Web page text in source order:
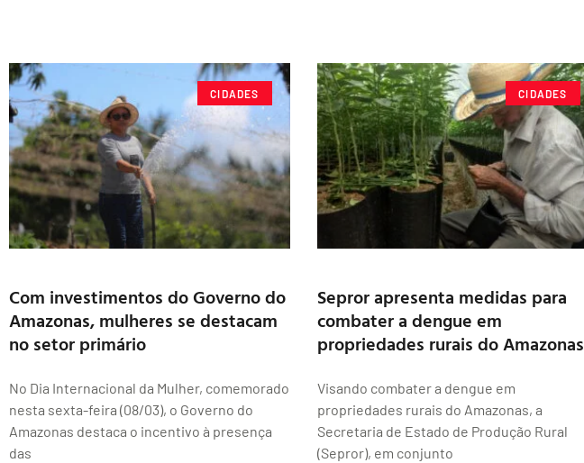
CIDADES
Com investimentos do Governo do
Amazonas, mulheres se destacam
no setor primário
No Dia Internacional da Mulher, comemorado
nesta sexta-feira (08/03), o Governo do
Amazonas destaca o incentivo à presença
das
CIDADES
Sepror apresenta medidas para
combater a dengue em
propriedades rurais do Amazonas
Visando combater a dengue em
propriedades rurais do Amazonas, a
Secretaria de Estado de Produção Rural
(Sepror), em conjunto